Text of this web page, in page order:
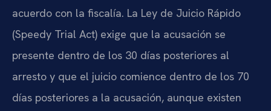
acuerdo con la fiscalía. La Ley de Juicio Rápido
(Speedy Trial Act) exige que la acusación se
presente dentro de los 30 días posteriores al
arresto y que el juicio comience dentro de los 70
días posteriores a la acusación, aunque existen